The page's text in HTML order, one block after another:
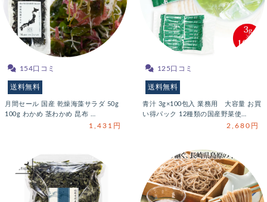
154口コミ
送料無料
月間セール 国産 乾燥海藻サラダ 50g
100g わかめ 茎わかめ 昆布 …
1,431円
125口コミ
送料無料
青汁 3g×100包入 業務用 大容量 お買
い得パック 12種類の国産野菜使…
2,680円